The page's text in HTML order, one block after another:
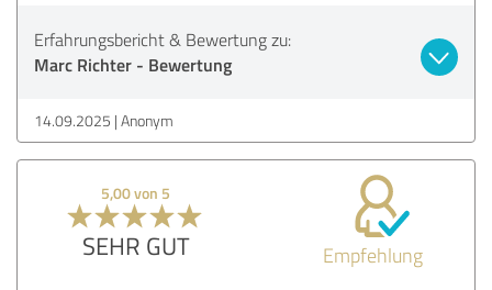
Erfahrungsbericht & Bewertung zu:
Marc Richter - Bewertung
14.09.2025 Anonym
5,00 von 5
SEHR GUT Empfehlung